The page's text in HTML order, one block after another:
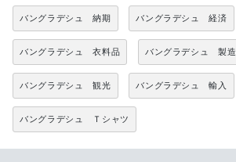
バングラデシュ 納期 バングラデシュ 経済
バングラデシュ 衣料品 バングラデシュ 製造
バングラデシュ 観光 バングラデシュ 輸入
バングラデシュ Ｔシャツ